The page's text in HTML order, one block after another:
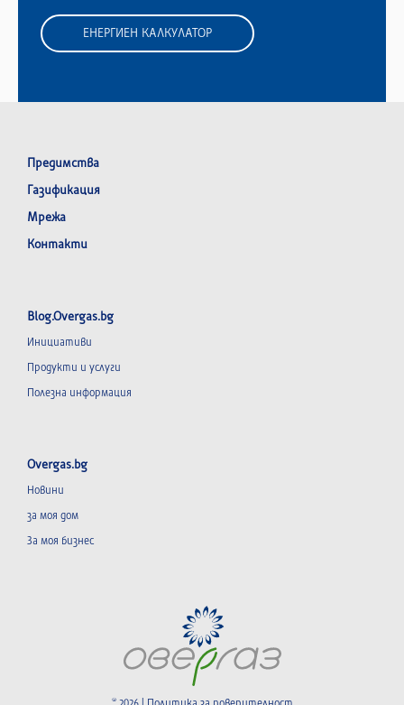
ЕНЕРГИЕН КАЛКУЛАТОР
Предимства
Газификация
Мрежа
Контакти
Blog.Overgas.bg
Инициативи
Продукти и услуги
Полезна информация
Overgas.bg
Новини
за моя дом
За моя бизнес